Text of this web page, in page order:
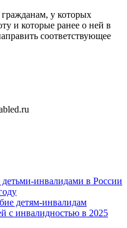
у которых
и которые ранее о ней в
соответствующее
инвалидами в России
детям-инвалидам
с инвалидностью в 2025